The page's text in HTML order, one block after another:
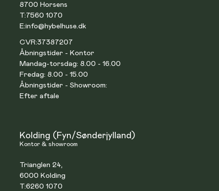
8700 Horsens
T:7560 1070
E:info@hybelhuse.dk
CVR:37387207
Åbningstider - Kontor
Mandag-torsdag: 8.00 - 16.00
Fredag: 8.00 - 15.00
Åbningstider - Showroom:
Efter aftale
Kolding (Fyn/Sønderjylland)
Kontor & showroom
Trianglen 24,
6000 Kolding
T:6260 1070